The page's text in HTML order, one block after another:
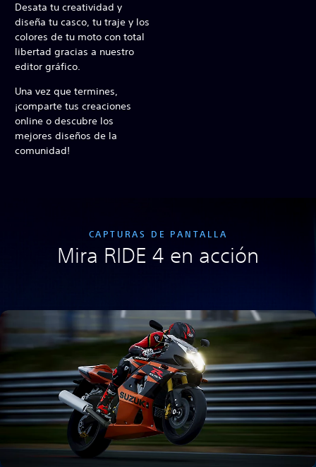
Desata tu creatividad y
diseña tu casco, tu traje y los
colores de tu moto con total
libertad gracias a nuestro
editor gráfico.
Una vez que termines,
¡comparte tus creaciones
online o descubre los
mejores diseños de la
comunidad!
CAPTURAS DE PANTALLA
Mira RIDE 4 en acción